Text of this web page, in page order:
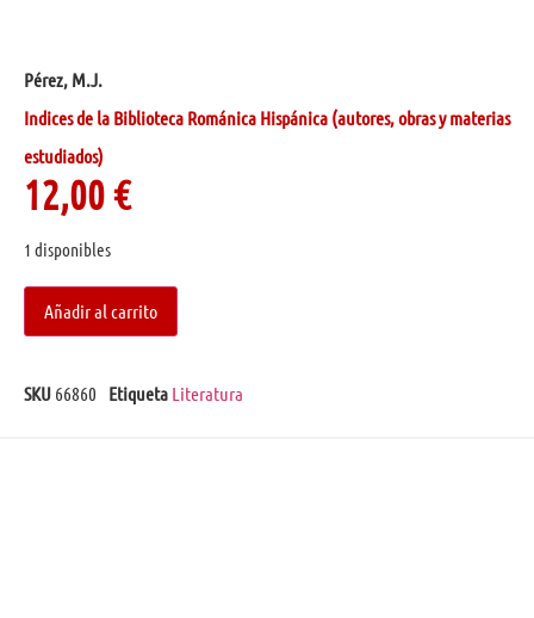
Pérez, M.J.
Indices de la Biblioteca Románica Hispánica (autores, obras y materias
estudiados)
12,00€
1 disponibles
Añadir al carrito
SKU 66860 Etiqueta Literatura